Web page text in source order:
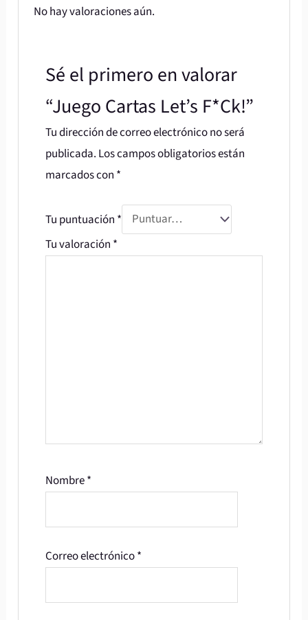
No hay valoraciones aún.
Sé el primero en valorar
“Juego Cartas Let’s F*Ck!”
Tu dirección de correo electrónico no será
publicada. Los campos obligatorios están
marcados con *
Tu puntuación *
Tu valoración *
Nombre*
Correo electrónico*